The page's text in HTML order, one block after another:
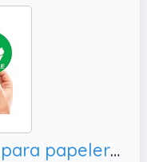
Pegatinas de reciclaje para papelera, negro para papelera